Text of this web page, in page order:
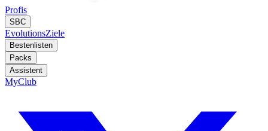
Profis
SBC
EvolutionsZiele
Bestenlisten
Packs
Assistent
MyClub